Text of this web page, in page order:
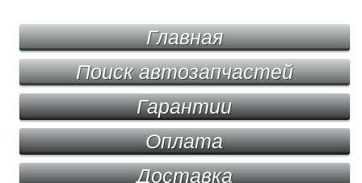
Главная
Поиск автозапчастей
Гарантии
Оплата
Доставка